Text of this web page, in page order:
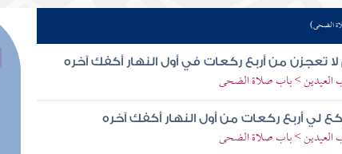
الضحى)
لا تعجزن من أربع ركعات في أول النهار أكفك آخره
العيدين > باب صلاة الضحى
لي أربع ركعات من أول النهار أكفك آخره
العيدين > باب صلاة الضحى